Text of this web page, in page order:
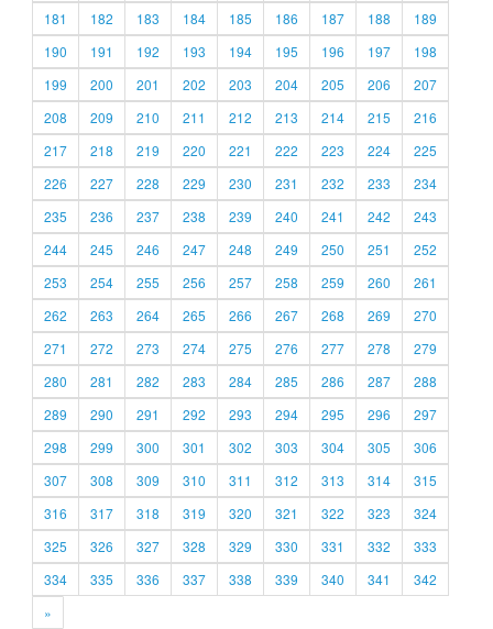
181
182 183 184 185 186 187 188
189
190
191 192 193 194 195 196 197
198
199
200 201 202 203 204 205 206
207
208
209 210 211 212 213 214 215
216
217
218 219 220 221 222 223 224
225
226
227 228 229 230 231 232 233
234
235
236 237 238 239 240 241 242
243
244
245 246 247 248 249 250 251
252
253
254 255 256 257 258 259 260
261
262
263 264 265 266 267 268 269
270
271
272 273 274 275 276 277 278
279
280
281 282 283 284 285 286 287
288
289
290 291 292 293 294 295 296
297
298
299 300 301 302 303 304 305
306
307
308 309 310 311 312 313 314
315
316
317 318 319 320 321 322 323
324
325
326 327 328 329 330 331 332
333
334
335 336 337 338 339 340 341
342
»